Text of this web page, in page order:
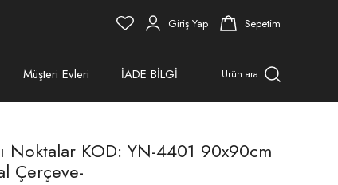
Giriş Yap Sepetim
Müşteri Evleri İADE BİLGİ Ürün ara
Noktalar KOD: YN-4401 90x90cm
Çerçeve-